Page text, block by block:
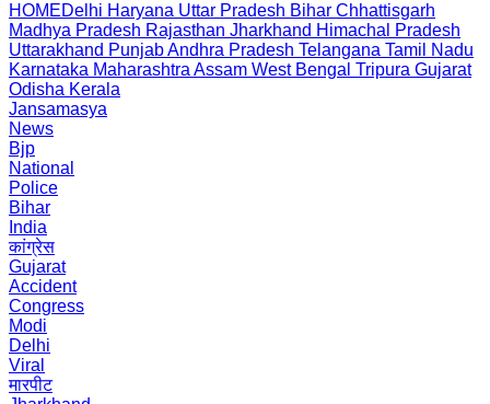
HOMEDelhi Haryana Uttar Pradesh Bihar Chhattisgarh
Madhya Pradesh Rajasthan Jharkhand Himachal Pradesh
Uttarakhand PunjabAndhra Pradesh Telangana Tamil Nadu
Karnataka Maharashtra Assam West Bengal Tripura Gujarat
Odisha Kerala
Jansamasya
News
Bjp
National
Police
Bihar
India
कांग्रेस
Gujarat
Accident
Congress
Modi
Delhi
Viral
मारपीट